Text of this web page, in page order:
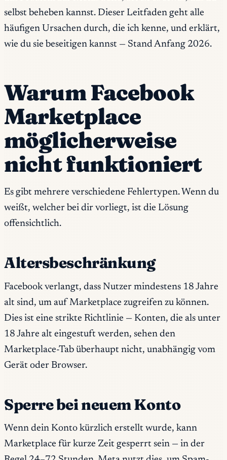
selbst beheben kannst. Dieser Leitfaden geht alle
häufigen Ursachen durch, die ich kenne, und erklärt,
wie du sie beseitigen kannst — Stand Anfang 2026.
Warum Facebook
Marketplace
möglicherweise
nicht funktioniert
Es gibt mehrere verschiedene Fehlertypen. Wenn du
weißt, welcher bei dir vorliegt, ist die Lösung
offensichtlich.
Altersbeschränkung
Facebook verlangt, dass Nutzer mindestens 18 Jahre
alt sind, um auf Marketplace zugreifen zu können.
Dies ist eine strikte Richtlinie — Konten, die als unter
18 Jahre alt eingestuft werden, sehen den
Marketplace-Tab überhaupt nicht, unabhängig vom
Gerät oder Browser.
Sperre bei neuem Konto
Wenn dein Konto kürzlich erstellt wurde, kann
Marketplace für kurze Zeit gesperrt sein — in der